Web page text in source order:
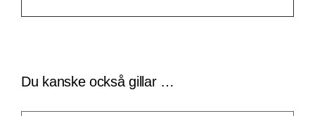
Du kanske också gillar …